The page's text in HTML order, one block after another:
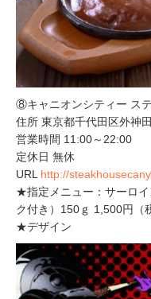
⑧キャニオンシティー ス
住所 東京都千代田区外神
営業時間 11:00～22:00
定休日 無休
URL http://
★指定メニュー：サーロ
ク付き）150ｇ 1,500円（
★デザイン